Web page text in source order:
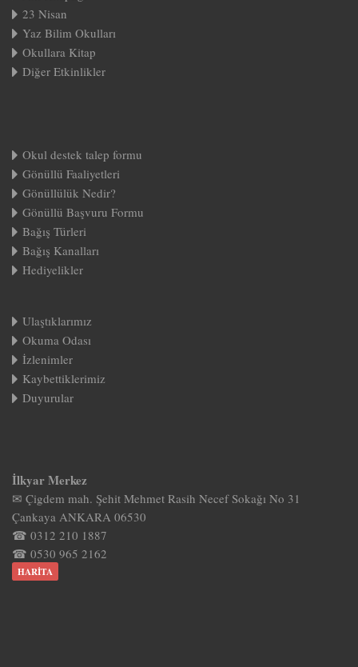
23 Nisan
Yaz Bilim Okulları
Okullara Kitap
Diğer Etkinlikler
Okul destek talep formu
Gönüllü Faaliyetleri
Gönüllülük Nedir?
Gönüllü Başvuru Formu
Bağış Türleri
Bağış Kanalları
Hediyelikler
Ulaştıklarımız
Okuma Odası
İzlenimler
Kaybettiklerimiz
Duyurular
İlkyar Merkez
✉ Çigdem mah. Şehit Mehmet Rasih Necef Sokağı No 31
Çankaya ANKARA 06530
☎ 0312 210 1887
☎ 0530 965 2162
HARITA